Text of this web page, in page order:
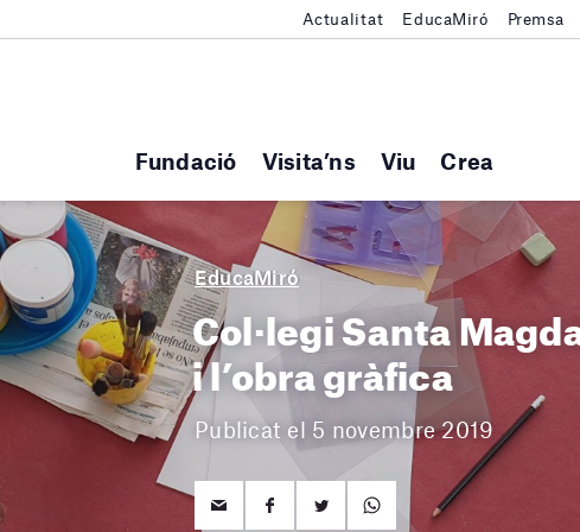
Fundació Visita’ns Viu Crea
Actualitat EducaMiró Premsa
EducaMiró
Col·legi Santa
i l’obra gràfica
Publicat el 5 novembre 2019